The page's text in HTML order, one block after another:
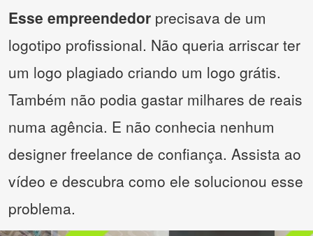
Esse empreendedor precisava de um
logotipo profissional. Não queria arriscar ter
um logo plagiado criando um logo grátis.
Também não podia gastar milhares de reais
numa agência. E não conhecia nenhum
designer freelance de confiança. Assista ao
vídeo e descubra como ele solucionou esse
problema.